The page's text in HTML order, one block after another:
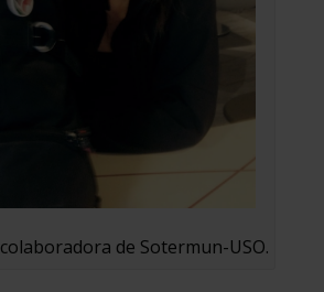
de Sotermun-USO.